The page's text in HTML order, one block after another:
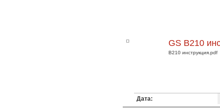
GS B210
B210 инструкция.pdf
Дата: